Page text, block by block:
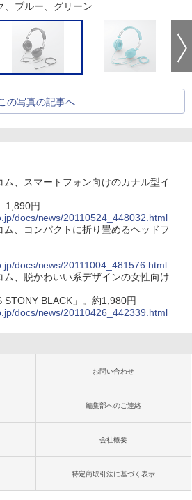
、ブルー、グリーン
の写真の記事へ
ム、スマートフォン向けのカナル型イ
1,890円
docs/news/20110524_448032.html
ム、コンパクトに折り畳めるヘッドフ
docs/news/20111004_481576.html
ム、脱かわいい系デザインの女性向け
STONY BLACK」。約1,980円
docs/news/20110426_442339.html
お問い合わせ
編集部へのご連絡
会社概要
特定商取引法に基づく表示